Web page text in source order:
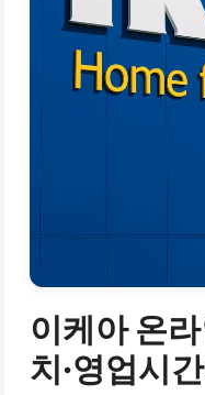
이케아 온
치·영업시